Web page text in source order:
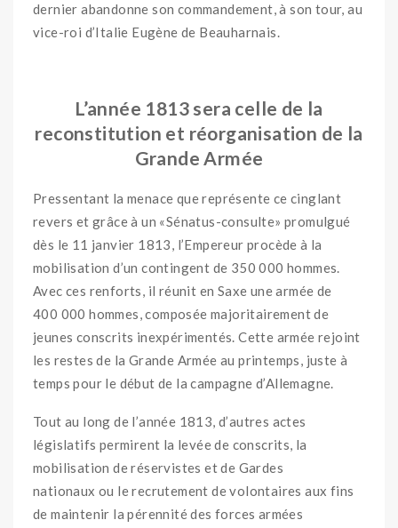
dernier abandonne son commandement, à son tour, au
vice-roi d’Italie Eugène de Beauharnais.
L’année 1813 sera celle de la
reconstitution et réorganisation de la
Grande Armée
Pressentant la menace que représente ce cinglant
revers et grâce à un «Sénatus-consulte» promulgué
dès le 11 janvier 1813, l’Empereur procède à la
mobilisation d’un contingent de 350 000 hommes.
Avec ces renforts, il réunit en Saxe une armée de
400 000 hommes, composée majoritairement de
jeunes conscrits inexpérimentés. Cette armée rejoint
les restes de la Grande Armée au printemps, juste à
temps pour le début de la campagne d’Allemagne.
Tout au long de l’année 1813, d’autres actes
législatifs permirent la levée de conscrits, la
mobilisation de réservistes et de Gardes
nationaux ou le recrutement de volontaires aux fins
de maintenir la pérennité des forces armées